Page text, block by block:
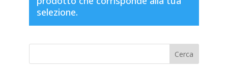
selezione.
Cerca